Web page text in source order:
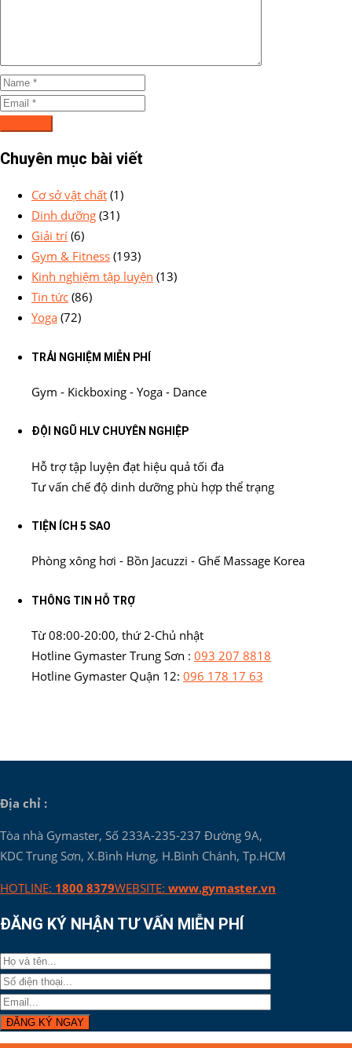
Chuyên mục bài viết
Cơ sở vật chất (1)
Dinh dưỡng (31)
Giải trí (6)
Gym & Fitness (193)
Kinh nghiệm tập luyện (13)
Tin tức (86)
Yoga (72)
TRẢI NGHIỆM MIỄN PHÍ
Gym - Kickboxing - Yoga - Dance
ĐỘI NGŨ HLV CHUYÊN NGHIỆP
Hỗ trợ tập luyện đạt hiệu quả tối đa
Tư vấn chế độ dinh dưỡng phù hợp thể trạng
TIỆN ÍCH 5 SAO
Phòng xông hơi - Bồn Jacuzzi - Ghế Massage Korea
THÔNG TIN HỖ TRỢ
Từ 08:00-20:00, thứ 2-Chủ nhật
Hotline Gymaster Trung Sơn : 093 207 8818
Hotline Gymaster Quận 12: 096 178 17 63
Địa chỉ :
Tòa nhà Gymaster, Số 233A-235-237 Đường 9A,
KDC Trung Sơn, X.Bình Hưng, H.Bình Chánh, Tp.HCM
HOTLINE: 1800 8379WEBSITE: www.gymaster.vn
ĐĂNG KÝ NHẬN TƯ VẤN MIỄN PHÍ